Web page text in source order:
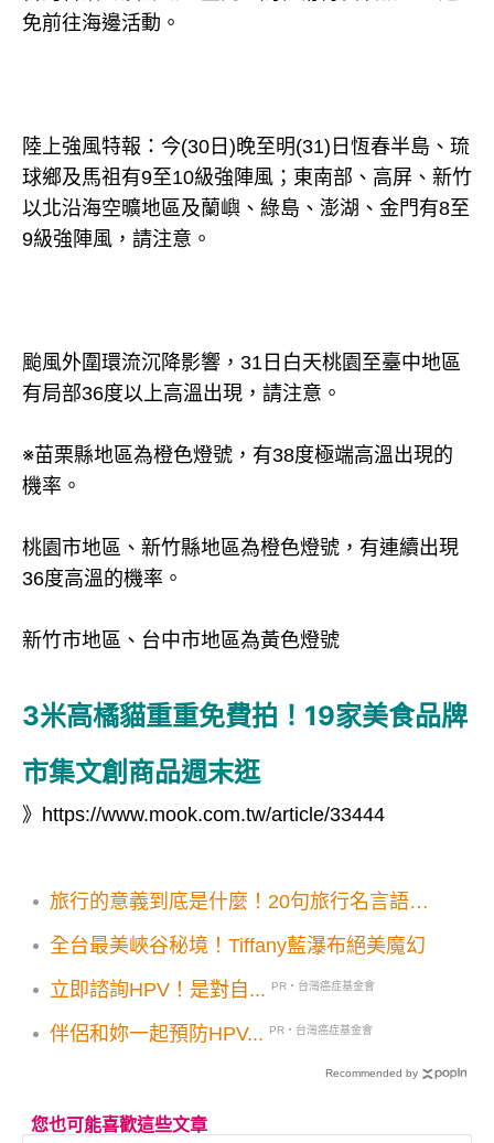
免前往海邊活動。
陸上強風特報：今(30日)晚至明(31)日恆春半島、琉
球鄉及馬祖有9至10級強陣風；東南部、高屏、新竹
以北沿海空曠地區及蘭嶼、綠島、澎湖、金門有8至
9級強陣風，請注意。
颱風外圍環流沉降影響，31日白天桃園至臺中地區
有局部36度以上高溫出現，請注意。
※苗栗縣地區為橙色燈號，有38度極端高溫出現的
機率。
桃園市地區、新竹縣地區為橙色燈號，有連續出現
36度高溫的機率。
新竹市地區、台中市地區為黃色燈號
3米高橘貓重重免費拍！19家美食品牌
市集文創商品週末逛
》 https://www.mook.com.tw/article/33444
旅行的意義到底是什麼！20句旅行名言語錄
全台最美峽谷秘境！Tiffany藍瀑布絕美魔幻
立即諮詢HPV！是對自...
PR・台灣癌症基金會
伴侶和妳一起預防HPV... PR・台灣癌症基金會
Recommended by
您也可能喜歡這些文章